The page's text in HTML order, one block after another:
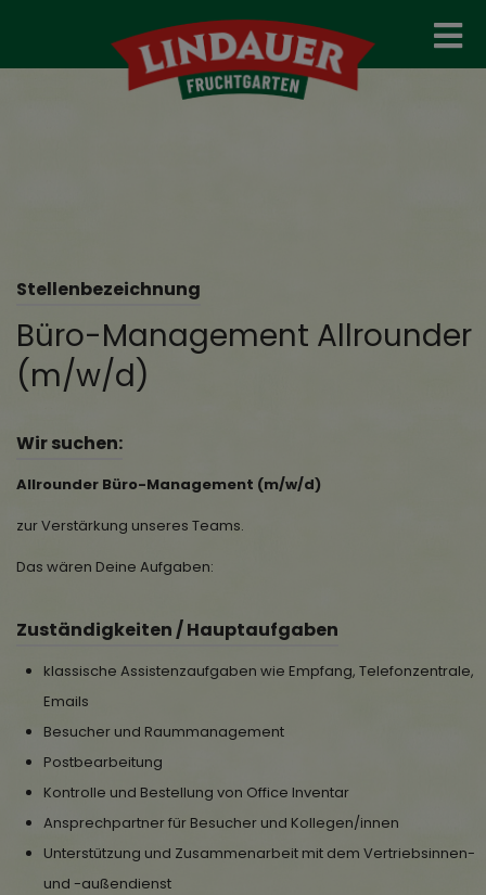
Stellenbezeichnung
Büro-Management Allrounder
(m/w/d)
Wir suchen:
Allrounder Büro-Management (m/w/d)
zur Verstärkung unseres Teams.
Das wären Deine Aufgaben:
Zuständigkeiten / Hauptaufgaben
klassische Assistenzaufgaben wie Empfang, Telefonzentrale,
Emails
Besucher und Raummanagement
Postbearbeitung
Kontrolle und Bestellung von Office Inventar
Ansprechpartner für Besucher und Kollegen/innen
Unterstützung und Zusammenarbeit mit dem Vertriebsinnen-
und -außendienst